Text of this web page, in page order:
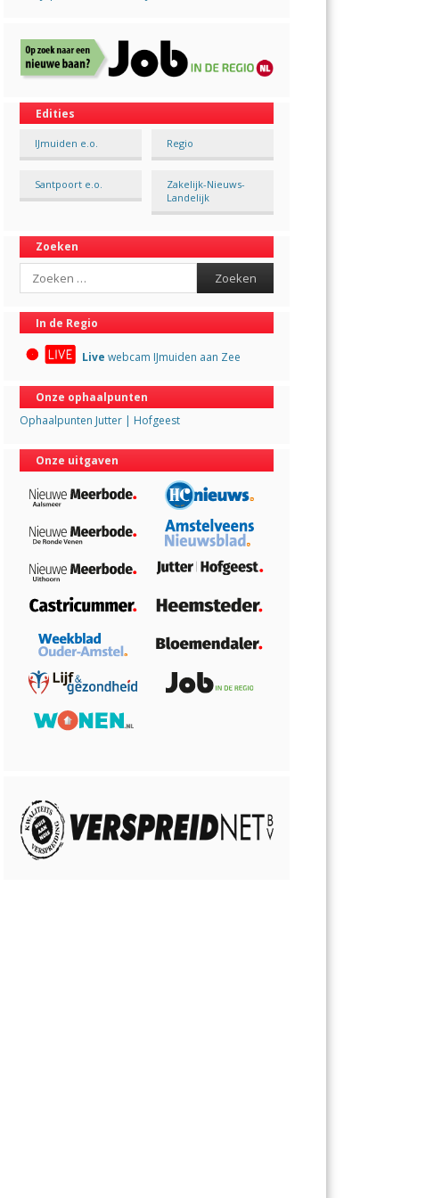
Edities
IJmuiden e.o. Regio
Santpoort e.o.
Zakelijk-Nieuws-
Landelijk
Zoeken
Search
In de Regio
Live webcam IJmuiden aan Zee
Onze ophaalpunten
Ophaalpunten Jutter | Hofgeest
Onze uitgaven